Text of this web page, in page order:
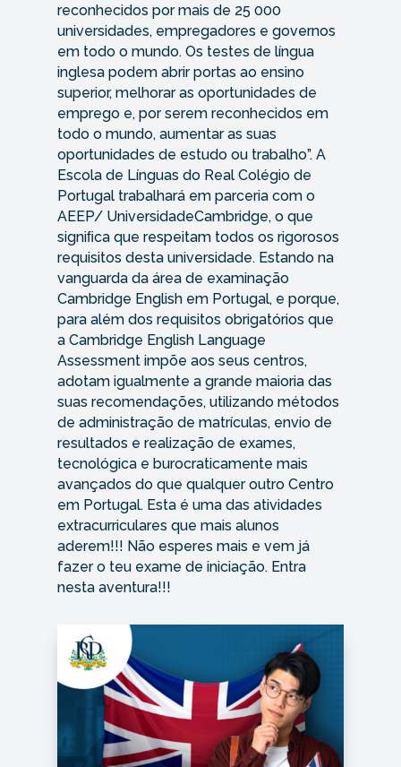
reconhecidos por mais de 25 000
universidades, empregadores e governos
em todo o mundo. Os testes de língua
inglesa podem abrir portas ao ensino
superior, melhorar as oportunidades de
emprego e, por serem reconhecidos em
todo o mundo, aumentar as suas
oportunidades de estudo ou trabalho”. A
Escola de Línguas do Real Colégio de
Portugal trabalhará em parceria com o
AEEP/ UniversidadeCambridge, o que
signiﬁca que respeitam todos os rigorosos
requisitos desta universidade. Estando na
vanguarda da área de examinação
Cambridge English em Portugal, e porque,
para além dos requisitos obrigatórios que
a Cambridge English Language
Assessment impõe aos seus centros,
adotam igualmente a grande maioria das
suas recomendações, utilizando métodos
de administração de matrículas, envio de
resultados e realização de exames,
tecnológica e burocraticamente mais
avançados do que qualquer outro Centro
em Portugal. Esta é uma das atividades
extracurriculares que mais alunos
aderem!!! Não esperes mais e vem já
fazer o teu exame de iniciação. Entra
nesta aventura!!!